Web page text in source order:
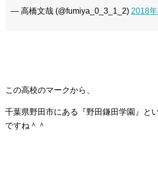
— 高橋文哉 (@fumiya_0_3_1_2) 2018
この高校のマークから、
千葉県野田市にある『野田鎌田学園』と
ですね＾＾